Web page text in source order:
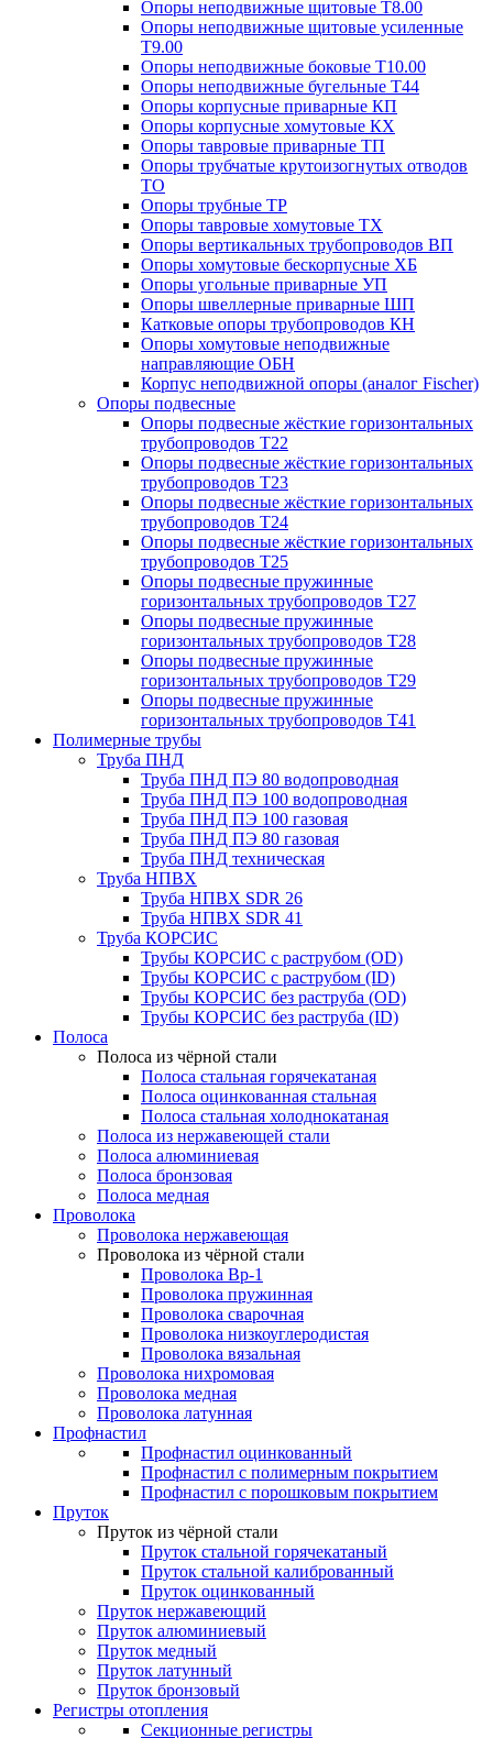
Опоры неподвижные щитовые Т8.00
Опоры неподвижные щитовые усиленные
Т9.00
Опоры неподвижные боковые Т10.00
Опоры неподвижные бугельные Т44
Опоры корпусные приварные КП
Опоры корпусные хомутовые КХ
Опоры тавровые приварные ТП
Опоры трубчатые крутоизогнутых отводов
ТО
Опоры трубные ТР
Опоры тавровые хомутовые ТХ
Опоры вертикальных трубопроводов ВП
Опоры хомутовые бескорпусные ХБ
Опоры угольные приварные УП
Опоры швеллерные приварные ШП
Катковые опоры трубопроводов КН
Опоры хомутовые неподвижные
направляющие ОБН
Корпус неподвижной опоры (аналог Fischer)
Опоры подвесные
Опоры подвесные жёсткие горизонтальных
трубопроводов Т22
Опоры подвесные жёсткие горизонтальных
трубопроводов Т23
Опоры подвесные жёсткие горизонтальных
трубопроводов Т24
Опоры подвесные жёсткие горизонтальных
трубопроводов Т25
Опоры подвесные пружинные
горизонтальных трубопроводов Т27
Опоры подвесные пружинные
горизонтальных трубопроводов Т28
Опоры подвесные пружинные
горизонтальных трубопроводов Т29
Опоры подвесные пружинные
горизонтальных трубопроводов Т41
Полимерные трубы
Труба ПНД
Труба ПНД ПЭ 80 водопроводная
Труба ПНД ПЭ 100 водопроводная
Труба ПНД ПЭ 100 газовая
Труба ПНД ПЭ 80 газовая
Труба ПНД техническая
Труба НПВХ
Труба НПВХ SDR 26
Труба НПВХ SDR 41
Труба КОРСИС
Трубы КОРСИС с раструбом (OD)
Трубы КОРСИС с раструбом (ID)
Трубы КОРСИС без раструба (OD)
Трубы КОРСИС без раструба (ID)
Полоса
Полоса из чёрной стали
Полоса стальная горячекатаная
Полоса оцинкованная стальная
Полоса стальная холоднокатаная
Полоса из нержавеющей стали
Полоса алюминиевая
Полоса бронзовая
Полоса медная
Проволока
Проволока нержавеющая
Проволока из чёрной стали
Проволока Вр-1
Проволока пружинная
Проволока сварочная
Проволока низкоуглеродистая
Проволока вязальная
Проволока нихромовая
Проволока медная
Проволока латунная
Профнастил
Профнастил оцинкованный
Профнастил с полимерным покрытием
Профнастил с порошковым покрытием
Пруток
Пруток из чёрной стали
Пруток стальной горячекатаный
Пруток стальной калиброванный
Пруток оцинкованный
Пруток нержавеющий
Пруток алюминиевый
Пруток медный
Пруток латунный
Пруток бронзовый
Регистры отопления
Секционные регистры